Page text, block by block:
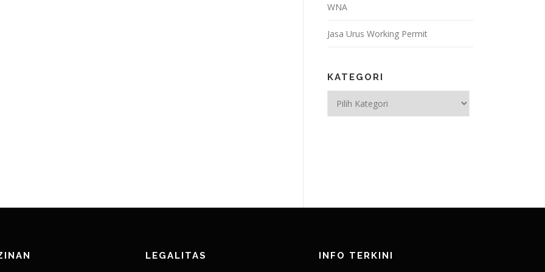
WNA
Jasa Urus Working Permit
KATEGORI
LEGALITAS INFO TERKINI